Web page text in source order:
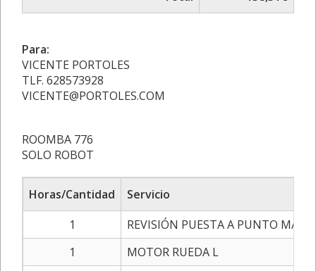
Para:
VICENTE PORTOLES
TLF. 628573928
VICENTE@PORTOLES.COM
ROOMBA 776
SOLO ROBOT
Horas/Cantidad
Servicio
1
REVISIÓN PUESTA A PUNTO MAS
1
MOTOR RUEDA L